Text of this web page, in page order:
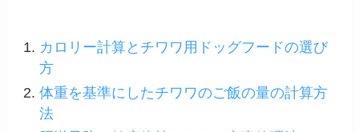
カロリー計算とチワワ用ドッグフードの選び
方
体重を基準にしたチワワのご飯の量の計算方
法